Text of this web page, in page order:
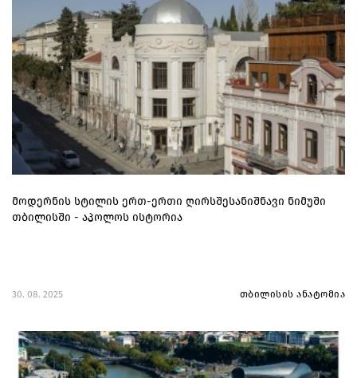
მოდერნის სტილის ერთ-ერთი ღირსშესანიშნავი ნიმუში
თბილისში - აპოლოს ისტორია
30. 08. 2025 თბილისის ანატომია